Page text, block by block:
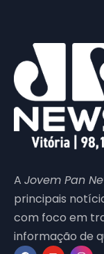
A Jovem Pan
principais
com foco em
informação de